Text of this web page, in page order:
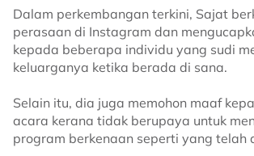
Dalam perkembangan terkini, Sajat
perasaan di Instagram dan
kepada beberapa individu yang sudi
keluarganya ketika berada di sana.
Selain itu, dia juga memohon maaf
acara kerana tidak berupaya untuk
program berkenaan seperti yang telah